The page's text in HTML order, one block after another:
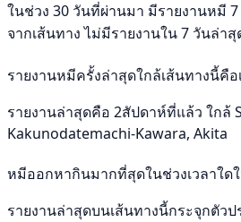
ในช่วง 30 วันที่ผ่านมา มีรายงานหมี
จากเส้นทาง ไม่มีรายงานใน 7 วันล่าสุ
รายงานหมีครั้งล่าสุดใกล้เส้นทางนี้คื
รายงานล่าสุดคือ 2สัปดาห์ที่แล้ว ใกล้
Kakunodatemachi-Kawara, Akita
หมีออกหากินมากที่สุดในช่วงเวลาใด
รายงานล่าสุดบนเส้นทางนี้กระจุกตัว